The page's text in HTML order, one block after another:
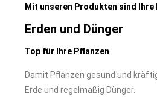
Mit unseren Produkten sind
Erden und Dünger
Top für Ihre Pflanzen
Damit Pflanzen gesund und
Erde und regelmäßig Dünger.